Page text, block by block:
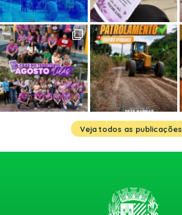
Veja todos as publicações